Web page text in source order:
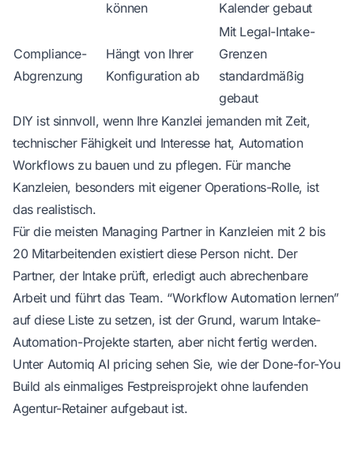
können Kalender gebaut
Compliance-
Abgrenzung
Hängt von Ihrer
Konfiguration ab
Mit Legal-Intake-
Grenzen
standardmäßig
gebaut
DIY ist sinnvoll, wenn Ihre Kanzlei jemanden mit Zeit,
technischer Fähigkeit und Interesse hat, Automation
Workflows zu bauen und zu pflegen. Für manche
Kanzleien, besonders mit eigener Operations-Rolle, ist
das realistisch.
Für die meisten Managing Partner in Kanzleien mit 2 bis
20 Mitarbeitenden existiert diese Person nicht. Der
Partner, der Intake prüft, erledigt auch abrechenbare
Arbeit und führt das Team. “Workflow Automation lernen”
auf diese Liste zu setzen, ist der Grund, warum Intake-
Automation-Projekte starten, aber nicht fertig werden.
Unter Automiq AI pricing sehen Sie, wie der Done-for-You
Build als einmaliges Festpreisprojekt ohne laufenden
Agentur-Retainer aufgebaut ist.